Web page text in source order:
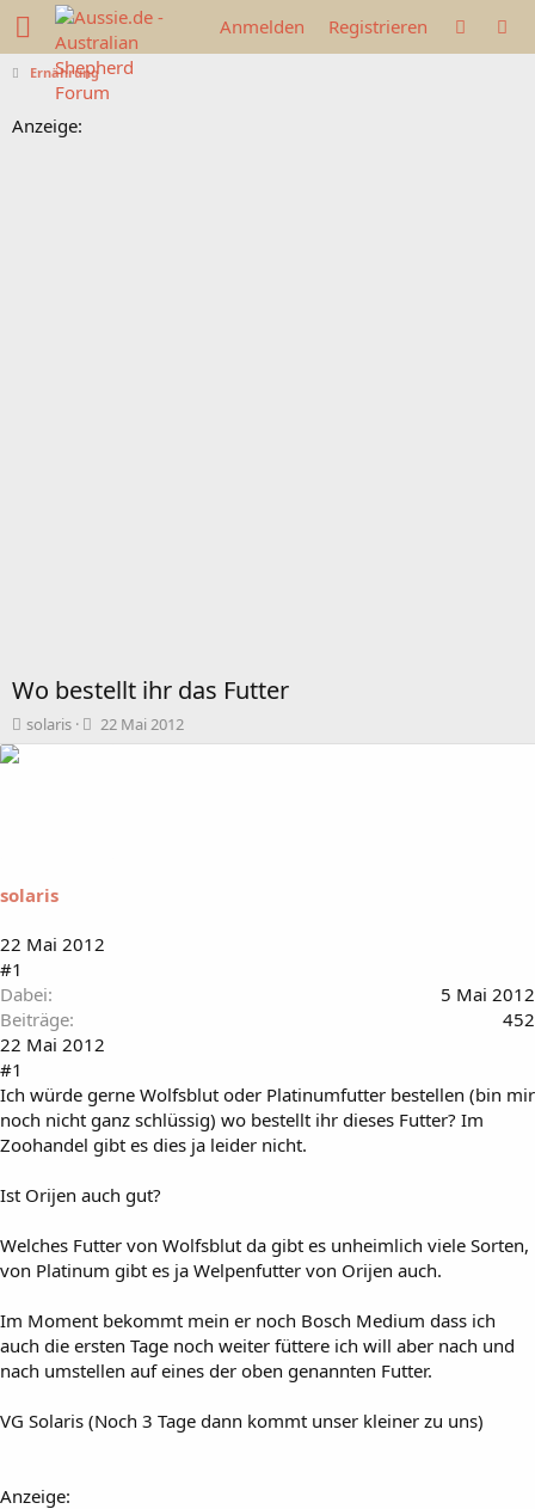
Anmelden Registrieren
Ernährung
Anzeige:
Wo bestellt ihr das Futter
T
h
a
t
solaris
B
e
m
22 Mai 2012
solaris
22 Mai 2012
#1
Dabei
5 Mai 2012
Beiträge
452
22 Mai 2012
#1
Ich würde gerne Wolfsblut oder Platinumfutter bestellen (bin mir
noch nicht ganz schlüssig) wo bestellt ihr dieses Futter? Im
Zoohandel gibt es dies ja leider nicht.
Ist Orijen auch gut?
Welches Futter von Wolfsblut da gibt es unheimlich viele Sorten,
von Platinum gibt es ja Welpenfutter von Orijen auch.
Im Moment bekommt mein er noch Bosch Medium dass ich
auch die ersten Tage noch weiter füttere ich will aber nach und
nach umstellen auf eines der oben genannten Futter.
VG Solaris (Noch 3 Tage dann kommt unser kleiner zu uns)
Anzeige: